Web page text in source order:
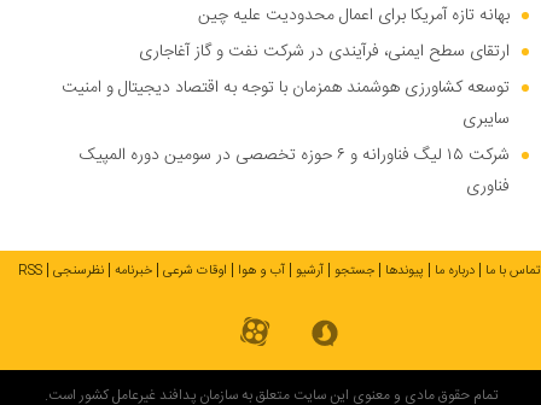
بهانه تازه آمریکا برای اعمال محدودیت علیه چین
ارتقای سطح ایمنی، فرآیندی در شرکت نفت و گاز آغاجاری
توسعه کشاورزی هوشمند همزمان با توجه به اقتصاد دیجیتال و امنیت
سایبری
شرکت ۱۵ لیگ فناورانه و ۶ حوزه تخصصی در سومین دوره المپیک
فناوری
تماس با ما درباره ما پیوندها جستجو آرشیو آب و هوا اوقات شرعی خبرنامه نظرسنجی RSS
تمام حقوق مادی و معنوی این سایت متعلق به سازمان پدافند غیرعامل کشور است.